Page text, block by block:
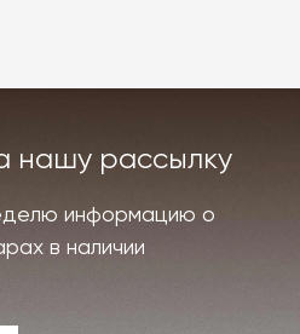
нашу рассылку
информацию о
в наличии